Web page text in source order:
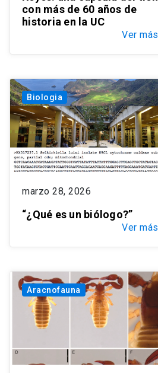
con más de 60 años de
historia en la UC
Ver más
Biologia
marzo 28, 2026
“¿Qué es un biólogo?”
Ver más
Aracnofauna